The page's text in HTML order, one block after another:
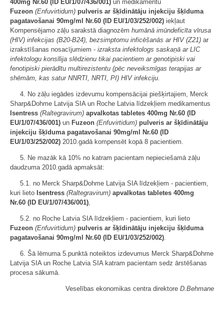
400mg Nr.60 (ID EU/1/07/436/001) un medikamentu
Fuzeon (Enfuvirtidum) pulveris ar šķīdinātāju injekciju šķīduma
pagatavošanai 90mg/ml Nr.60 (ID EU/1/03/252/002) iekļaut
Kompensējamo zāļu sarakstā diagnozēm humānā imūndeficīta vīrusa
(HIV) infekcijas (B20-B24), bezsimptomu inficēšanās ar HIV (Z21) ar
izrakstīšanas nosacījumiem - izraksta infektologs saskaņā ar LIC
infektologu konsīlija slēdzienu tikai pacientiem ar genotipiski vai
fenotipiski pierādītu multirezistentu (pēc neveiksmīgas terapijas ar
shēmām, kas satur NNRTI, NRTI, PI) HIV infekciju.
4. No zāļu iegādes izdevumu kompensācijai piešķirtajiem, Merck
Sharp&Dohme Latvija SIA un Roche Latvia līdzekļiem medikamentus
Isentress (Raltegravirum) apvalkotas tabletes 400mg Nr.60 (ID
EU/1/07/436/001) un Fuzeon (Enfuvirtidum) pulveris ar šķīdinātāju
injekciju šķīduma pagatavošanai 90mg/ml Nr.60 (ID
EU/1/03/252/002) 2010.gadā kompensēt kopā 8 pacientiem.
5. Ne mazāk kā 10% no katram pacientam nepieciešamā zāļu
daudzuma 2010.gadā apmaksāt:
5.1. no Merck Sharp&Dohme Latvija SIA līdzekļiem - pacientiem,
kuri lieto Isentress (Raltegravirum) apvalkotas tabletes 400mg
Nr.60 (ID EU/1/07/436/001),
5.2. no Roche Latvia SIA līdzekļiem - pacientiem, kuri lieto
Fuzeon (Enfuvirtidum) pulveris ar šķīdinātāju injekciju šķīduma
pagatavošanai 90mg/ml Nr.60 (ID EU/1/03/252/002).
6. Šā lēmuma 5.punktā noteiktos izdevumus Merck Sharp&Dohme
Latvija SIA un Roche Latvia SIA katram pacientam sedz ārstēšanas
procesa sākumā.
Veselības ekonomikas centra direktore D.Behmane